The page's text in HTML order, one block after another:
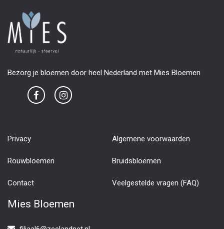
Bezorg je bloemen door heel Nederland met Mies Bloemen
Privacy Algemene voorwaarden
Rouwbloemen Bruidsbloemen
Contact Veelgestelde vragen (FAQ)
Mies Bloemen